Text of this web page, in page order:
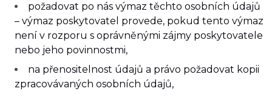
požadovat po nás výmaz těchto osobních údajů
– výmaz poskytovatel provede, pokud tento výmaz
není v rozporu s oprávněnými zájmy poskytovatele
nebo jeho povinnostmi,
na přenositelnost údajů a právo požadovat kopii
zpracovávaných osobních údajů,